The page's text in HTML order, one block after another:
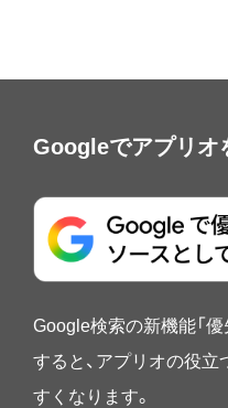
Googleでアプリオ
Google検索の新機能「
すると、アプリオの役
すくなります。